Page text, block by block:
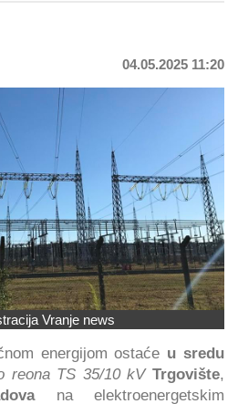
04.05.2025 11:20
Vranje news
energijom ostaće u sredu
reona TS 35/10 kV Trgovište,
na elektroenergetskim